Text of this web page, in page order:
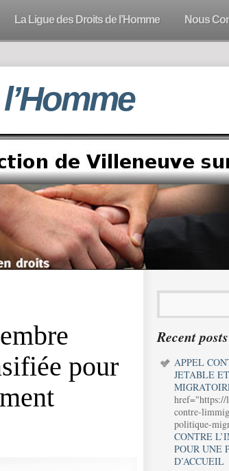
La Ligue des Droits de l’Homme Nous
pour
Recent posts
APPEL
JETABLE
href="https://
contre-
politique-
CONTRE
POUR UNE
D’ACCUEIL